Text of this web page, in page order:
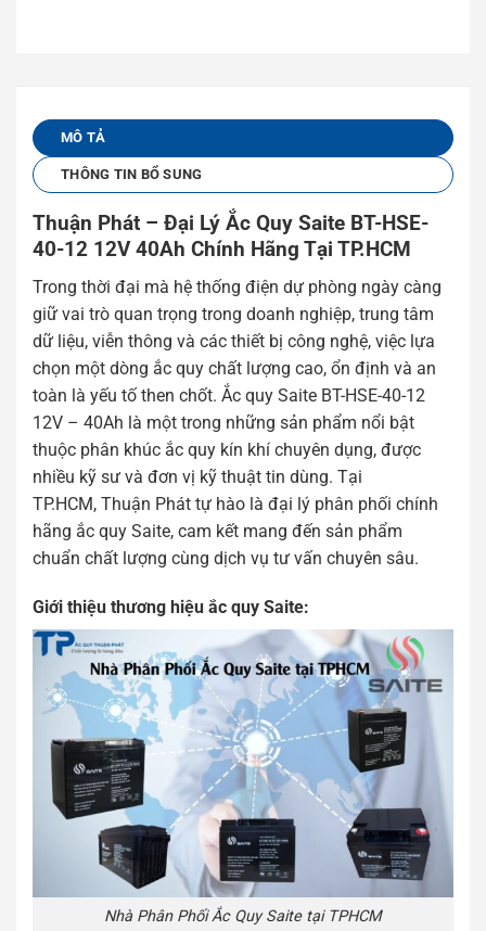
MÔ TẢ
THÔNG TIN BỔ SUNG
Thuận Phát – Đại Lý Ắc Quy Saite BT-HSE-
40-12 12V 40Ah Chính Hãng Tại TP.HCM
Trong thời đại mà hệ thống điện dự phòng ngày càng
giữ vai trò quan trọng trong doanh nghiệp, trung tâm
dữ liệu, viễn thông và các thiết bị công nghệ, việc lựa
chọn một dòng ắc quy chất lượng cao, ổn định và an
toàn là yếu tố then chốt. Ắc quy Saite BT-HSE-40-12
12V – 40Ah là một trong những sản phẩm nổi bật
thuộc phân khúc ắc quy kín khí chuyên dụng, được
nhiều kỹ sư và đơn vị kỹ thuật tin dùng. Tại
TP.HCM, Thuận Phát tự hào là đại lý phân phối chính
hãng ắc quy Saite, cam kết mang đến sản phẩm
chuẩn chất lượng cùng dịch vụ tư vấn chuyên sâu.
Giới thiệu thương hiệu ắc quy Saite:
Nhà Phân Phối Ắc Quy Saite tại TPHCM